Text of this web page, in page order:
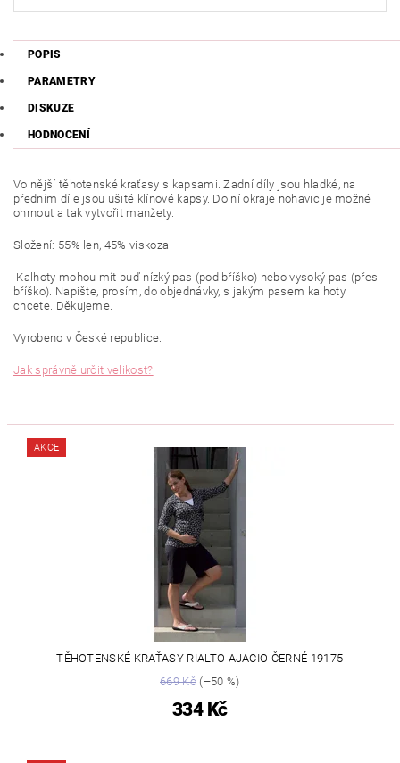
POPIS
PARAMETRY
DISKUZE
HODNOCENÍ
Volnější těhotenské kraťasy s kapsami. Zadní díly jsou hladké, na
předním díle jsou ušité klínové kapsy. Dolní okraje nohavic je možné
ohrnout a tak vytvořit manžety.
Složení: 55% len, 45% viskoza
Kalhoty mohou mít buď nízký pas (pod bříško) nebo vysoký pas (přes
bříško). Napište, prosím, do objednávky, s jakým pasem kalhoty
chcete. Děkujeme.
Vyrobeno v České republice.
Jak správně určit velikost?
AKCE
TĚHOTENSKÉ KRAŤASY RIALTO AJACIO ČERNÉ 19175
669 Kč(–50 %)
334 Kč